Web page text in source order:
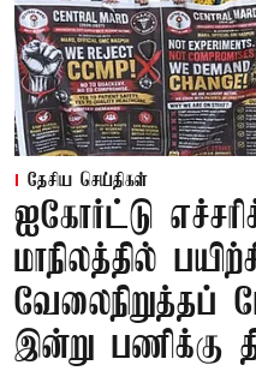
தேசிய செய்திகள்
ஐகோர்ட்டு
மாநிலத்தில்
இன்று பணிக்கு